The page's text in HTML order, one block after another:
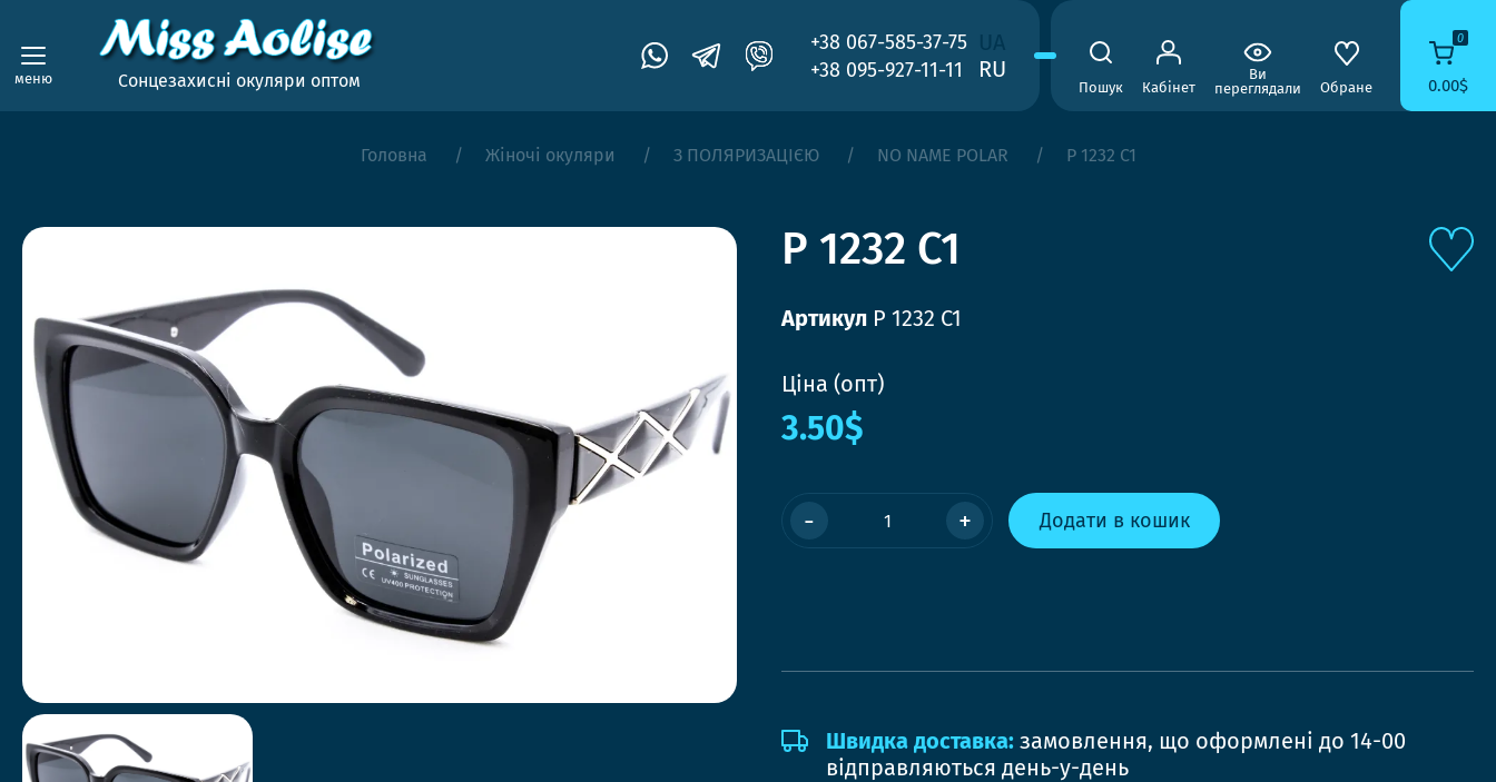
меню Сонцезахисні окуляри оптом
+38 067-585-37-75
+38 095-927-11-11
RU
Пошук Кабінет
Ви
переглядали
Обране
0
0.00$
Головна Жіночі окуляри З ПОЛЯРИЗАЦІЄЮ NO NAME POLAR P 1232 C1
P 1232 C1
Артикул P 1232 C1
Ціна (опт)
3.50$
- + Додати в кошик
Швидка доставка: замовлення, що оформлені до 14-00
відправляються день-у-день